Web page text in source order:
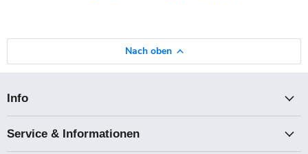
Nach oben
Info
Service & Informationen